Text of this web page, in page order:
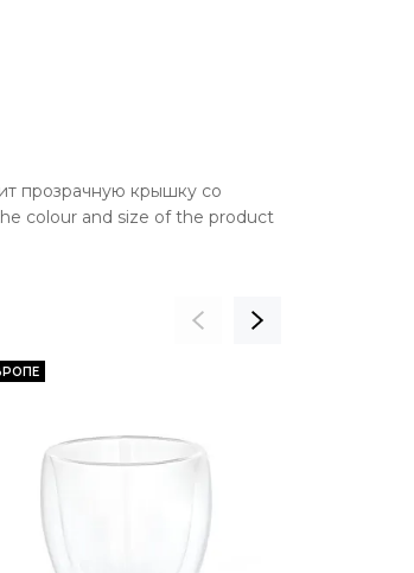
прозрачную крышку со
colour and size of the product